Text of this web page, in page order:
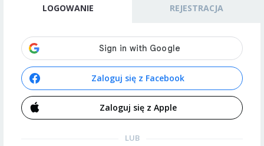
LOGOWANIE REJESTRACJA
Zaloguj się z Facebook
Zaloguj się z Apple
LUB